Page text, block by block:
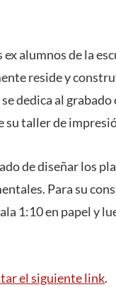
alumnos de la
reside y
dedica al
su taller de
de diseñar los
Para su
1:10 en papel y
el siguiente link.